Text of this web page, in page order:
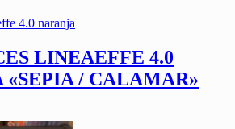
LINEAEFFE 4.0
«SEPIA / CALAMAR»